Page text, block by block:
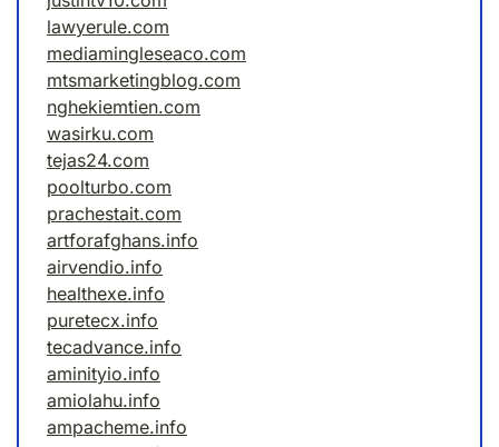
lawyerule.com
mediamingleseaco.com
mtsmarketingblog.com
nghekiemtien.com
wasirku.com
tejas24.com
poolturbo.com
prachestait.com
artforafghans.info
airvendio.info
healthexe.info
puretecx.info
tecadvance.info
aminityio.info
amiolahu.info
ampacheme.info